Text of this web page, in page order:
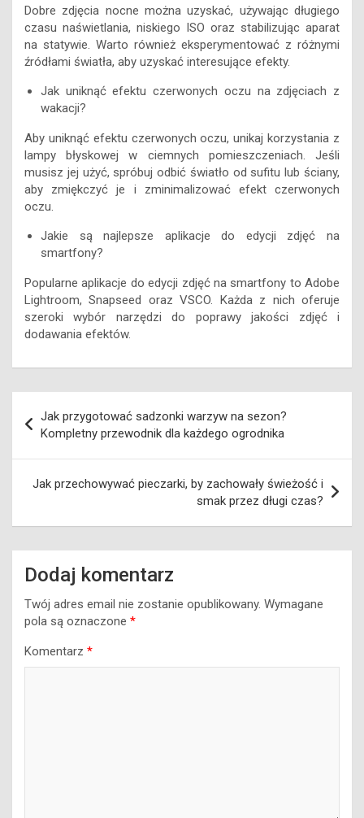
Dobre zdjęcia nocne można uzyskać, używając długiego
czasu naświetlania, niskiego ISO oraz stabilizując aparat
na statywie. Warto również eksperymentować z różnymi
źródłami światła, aby uzyskać interesujące efekty.
Jak uniknąć efektu czerwonych oczu na zdjęciach z
wakacji?
Aby uniknąć efektu czerwonych oczu, unikaj korzystania z
lampy błyskowej w ciemnych pomieszczeniach. Jeśli
musisz jej użyć, spróbuj odbić światło od sufitu lub ściany,
aby zmiękczyć je i zminimalizować efekt czerwonych
oczu.
Jakie są najlepsze aplikacje do edycji zdjęć na
smartfony?
Popularne aplikacje do edycji zdjęć na smartfony to Adobe
Lightroom, Snapseed oraz VSCO. Każda z nich oferuje
szeroki wybór narzędzi do poprawy jakości zdjęć i
dodawania efektów.
wpisu
Jak przygotować sadzonki warzyw na sezon?
Kompletny przewodnik dla każdego ogrodnika
Jak przechowywać pieczarki, by zachowały świeżość i
smak przez długi czas?
Dodaj komentarz
Twój adres email nie zostanie opublikowany. Wymagane
pola są oznaczone *
Komentarz *